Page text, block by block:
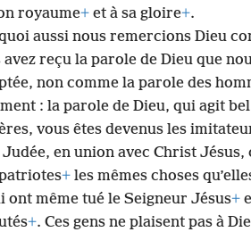
royaume+ et à sa gloire+.
aussi nous remercions Dieu
reçu la parole de Dieu que
non comme la parole des
: la parole de Dieu, qui agit
vous êtes devenus les
en union avec Christ Jésus,
+ les mêmes choses
ont même tué le Seigneur Jésus+
+. Ces gens ne plaisent pas à